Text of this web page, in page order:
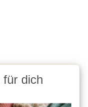
für dich